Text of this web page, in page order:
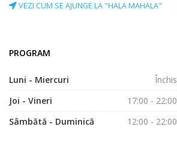
VEZI CUM SE AJUNGE LA "HALA MAHALA"
PROGRAM
Luni - Miercuri
Închis
Joi - Vineri
17:00 - 22:00
Sâmbătă - Duminică
12:00 - 22:00